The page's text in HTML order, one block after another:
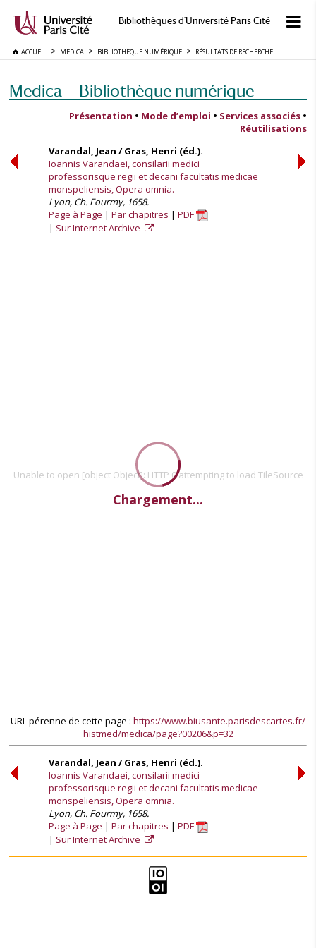
Bibliothèques d'Université Paris Cité
ACCUEIL MEDICA BIBLIOTHÈQUE NUMÉRIQUE RÉSULTATS DE RECHERCHE
Medica — Bibliothèque numérique
Présentation • Mode d’emploi • Services associés •
Réutilisations
Varandal, Jean / Gras, Henri (éd.).
Ioannis Varandaei, consilarii medici
professorisque regii et decani facultatis medicae
monspeliensis, Opera omnia.
Lyon, Ch. Fourmy, 1658.
Page à Page
Par chapitres
PDF
Sur Internet Archive
Unable to open [object Object]: HTTP 0 attempting to load TileSource
Chargement...
URL pérenne de cette page : https://www.biusante.parisdescartes.fr/
histmed/medica/page?00206&p=32
Varandal, Jean / Gras, Henri (éd.).
Ioannis Varandaei, consilarii medici
professorisque regii et decani facultatis medicae
monspeliensis, Opera omnia.
Lyon, Ch. Fourmy, 1658.
Page à Page
Par chapitres
PDF
Sur Internet Archive